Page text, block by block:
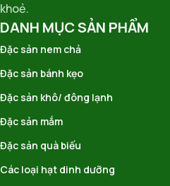
khoẻ.
DANH MỤC SẢN PHẨM
Đặc sản nem chả
Đặc sản bánh kẹo
Đặc sản khô/ đông lạnh
Đặc sản mắm
Đặc sản quà biếu
Các loại hạt dinh dưỡng